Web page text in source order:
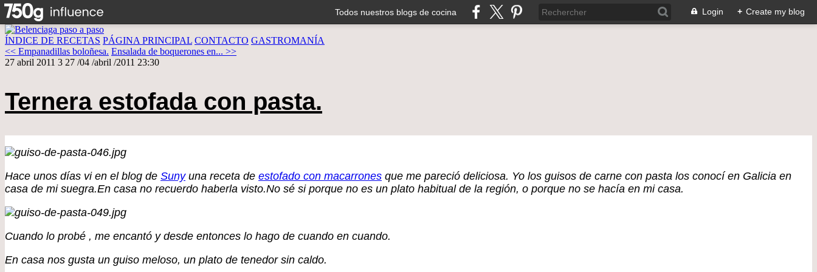
Todos nuestros blogs de cocina Login + Create my blog
ÍNDICE DE RECETAS PÁGINA PRINCIPAL CONTACTO GASTROMANÍA
<< Empanadillas boloñesa. Ensalada de boquerones en... >>
27 abril 2011 3 27 /04 /abril /2011 23:30
Ternera estofada con pasta.
Hace unos días vi en el blog de Sunyuna receta de estofado con macarrones que me pareció deliciosa. Yo los guisos de carne con pasta los conocí en Galicia en
casa de mi suegra.En casa no recuerdo haberla visto.No sé si porque no es un plato habitual de la región, o porque no se hacía en mi casa.
Cuando lo probé , me encantó y desde entonces lo hago de cuando en cuando.
En casa nos gusta un guiso meloso, un plato de tenedor sin caldo.